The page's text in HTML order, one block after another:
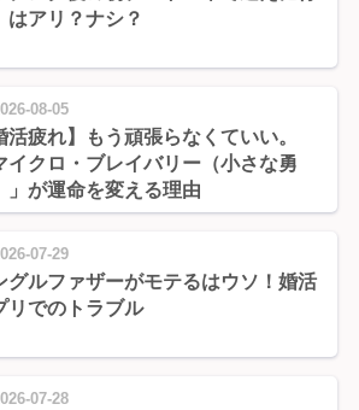
はアリ？ナシ？
08-05
活疲れ】もう頑張らなくていい。
イクロ・ブレイバリー（小さな勇
」が運命を変える理由
07-29
グルファザーがモテるはウソ！婚活
リでのトラブル
07-28